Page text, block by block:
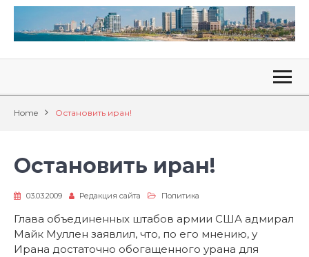
Home Остановить иран!
Остановить иран!
03.03.2009 Редакция сайта Политика
Глава объединенных штабов армии США адмирал
Майк Муллен заявлил, что, по его мнению, у
Ирана достаточно обогащенного урана для